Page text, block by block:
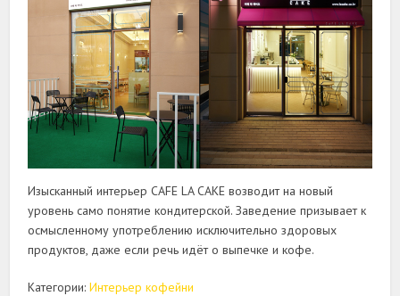
Изысканный интерьер CAFE LA CAKE возводит на новый
уровень само понятие кондитерской. Заведение призывает к
осмысленному употреблению исключительно здоровых
продуктов, даже если речь идёт о выпечке и кофе.
Категории:Интерьер кофейни